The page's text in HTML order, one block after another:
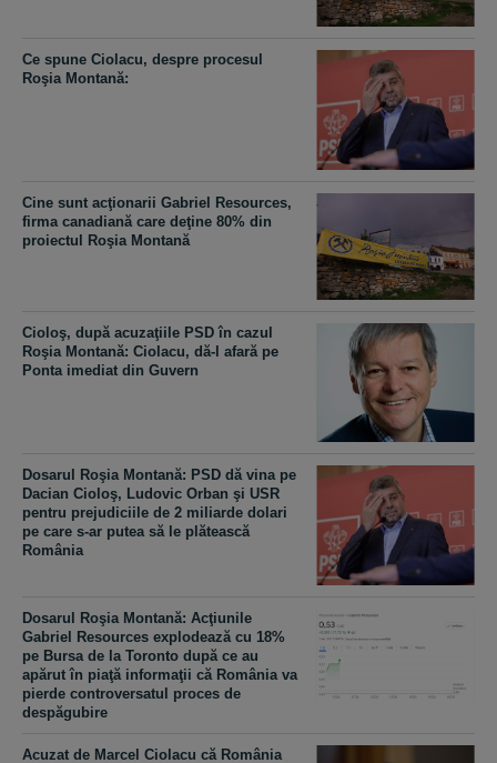
Ce spune Ciolacu, despre procesul
Roşia Montană:
Cine sunt acţionarii Gabriel Resources,
firma canadiană care deţine 80% din
proiectul Roşia Montană
Cioloş, după acuzaţiile PSD în cazul
Roşia Montană: Ciolacu, dă-l afară pe
Ponta imediat din Guvern
Dosarul Roşia Montană: PSD dă vina pe
Dacian Cioloş, Ludovic Orban şi USR
pentru prejudiciile de 2 miliarde dolari
pe care s-ar putea să le plătească
România
Dosarul Roşia Montană: Acţiunile
Gabriel Resources explodează cu 18%
pe Bursa de la Toronto după ce au
apărut în piaţă informaţii că România va
pierde controversatul proces de
despăgubire
Acuzat de Marcel Ciolacu că România